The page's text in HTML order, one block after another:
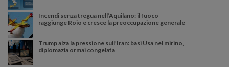
Incendi senza tregua nell’Aquilano: il fuoco
raggiunge Roio e cresce la preoccupazione generale
Trump alza la pressione sull’Iran: basi Usa nel mirino,
diplomazia ormai congelata